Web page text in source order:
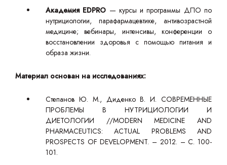
Академия EDPRO — курсы и программы ДПО по
нутрициологии, парафармацевтике, антивозрастной
медицине; вебинары, интенсивы, конференции о
восстановлении здоровья с помощью питания и
образа жизни.
Материал основан на исследованиях:
Степанов Ю. М., Диденко В. И. СОВРЕМЕННЫЕ
ПРОБЛЕМЫ В НУТРИЦИОЛОГИИ И
ДИЕТОЛОГИИ //MODERN MEDICINE AND
PHARMACEUTICS: ACTUAL PROBLEMS AND
PROSPECTS OF DEVELOPMENT. – 2012. – С. 100-
101.